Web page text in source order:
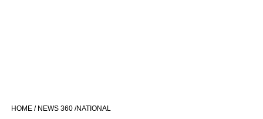
HOME / NEWS 360 /NATIONAL